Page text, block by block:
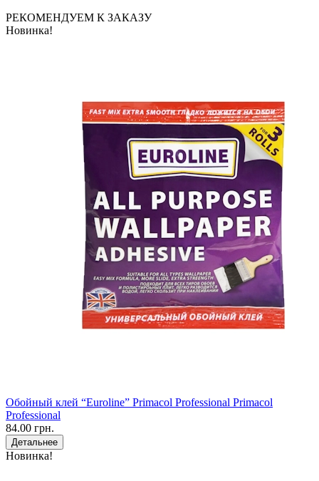
РЕКОМЕНДУЕМ К ЗАКАЗУ
Новинка!
Обойный клей “Euroline” Primacol Professional Primacol
Professional
84.00 грн.
Детальнее
Новинка!